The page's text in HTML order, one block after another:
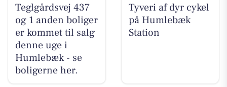
Teglgårdsvej 437
og 1 anden boliger
er kommet til salg
denne uge i
Humlebæk - se
boligerne her.
Tyveri af dyr cykel
på Humlebæk
Station